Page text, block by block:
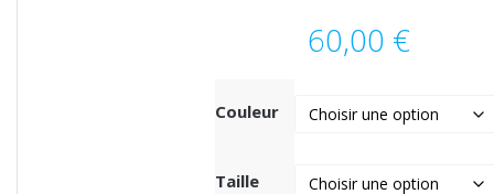
60,00 €
Couleur
Taille